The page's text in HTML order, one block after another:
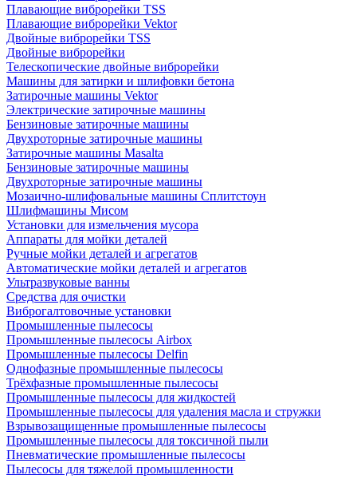
Плавающие виброрейки TSS
Плавающие виброрейки Vektor
Двойные виброрейки TSS
Двойные виброрейки
Телескопические двойные виброрейки
Машины для затирки и шлифовки бетона
Затирочные машины Vektor
Электрические затирочные машины
Бензиновые затирочные машины
Двухроторные затирочные машины
Затирочные машины Masalta
Бензиновые затирочные машины
Двухроторные затирочные машины
Мозаично-шлифовальные машины Сплитстоун
Шлифмашины Мисом
Установки для измельчения мусора
Аппараты для мойки деталей
Ручные мойки деталей и агрегатов
Автоматические мойки деталей и агрегатов
Ультразвуковые ванны
Средства для очистки
Виброгалтовочные установки
Промышленные пылесосы
Промышленные пылесосы Airbox
Промышленные пылесосы Delfin
Однофазные промышленные пылесосы
Трёхфазные промышленные пылесосы
Промышленные пылесосы для жидкостей
Промышленные пылесосы для удаления масла и стружки
Взрывозащищенные промышленные пылесосы
Промышленные пылесосы для токсичной пыли
Пневматические промышленные пылесосы
Пылесосы для тяжелой промышленности